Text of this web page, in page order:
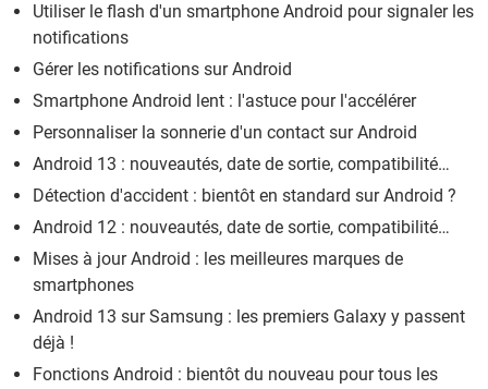
Utiliser le flash d'un smartphone Android pour signaler les
notifications
Gérer les notifications sur Android
Smartphone Android lent : l'astuce pour l'accélérer
Personnaliser la sonnerie d'un contact sur Android
Android 13 : nouveautés, date de sortie, compatibilité…
Détection d'accident : bientôt en standard sur Android ?
Android 12 : nouveautés, date de sortie, compatibilité…
Mises à jour Android : les meilleures marques de
smartphones
Android 13 sur Samsung : les premiers Galaxy y passent
déjà !
Fonctions Android : bientôt du nouveau pour tous les